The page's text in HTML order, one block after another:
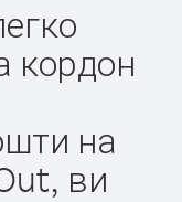
кордон
на
ви